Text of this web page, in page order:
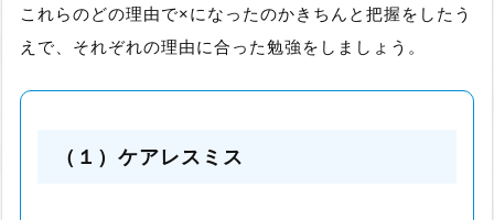
これらのどの理由で×になったのかきちんと把握をしたう
えで、それぞれの理由に合った勉強をしましょう。
（１）ケアレスミス